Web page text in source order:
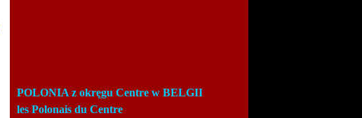
POLONIA z okręgu Centre w BELGII
les Polonais du Centre